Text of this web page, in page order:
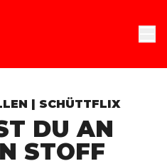
| SCHÜTTFLIX
DU AN
STOFF